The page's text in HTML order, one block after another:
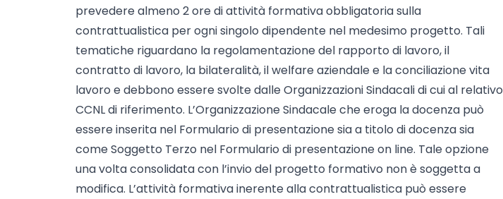
prevedere almeno 2 ore di attività formativa obbligatoria sulla
contrattualistica per ogni singolo dipendente nel medesimo progetto. Tali
tematiche riguardano la regolamentazione del rapporto di lavoro, il
contratto di lavoro, la bilateralità, il welfare aziendale e la conciliazione vita
lavoro e debbono essere svolte dalle Organizzazioni Sindacali di cui al relativo
CCNL di riferimento. L’Organizzazione Sindacale che eroga la docenza può
essere inserita nel Formulario di presentazione sia a titolo di docenza sia
come Soggetto Terzo nel Formulario di presentazione on line. Tale opzione
una volta consolidata con l’invio del progetto formativo non è soggetta a
modifica. L’attività formativa inerente alla contrattualistica può essere